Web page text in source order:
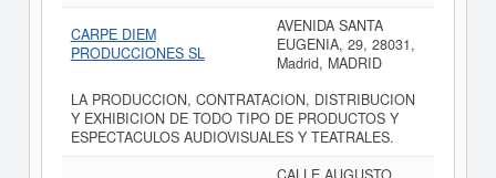
CARPE DIEM
PRODUCCIONES SL
AVENIDA SANTA
EUGENIA, 29, 28031,
Madrid, MADRID
LA PRODUCCION, CONTRATACION, DISTRIBUCION
Y EXHIBICION DE TODO TIPO DE PRODUCTOS Y
ESPECTACULOS AUDIOVISUALES Y TEATRALES.